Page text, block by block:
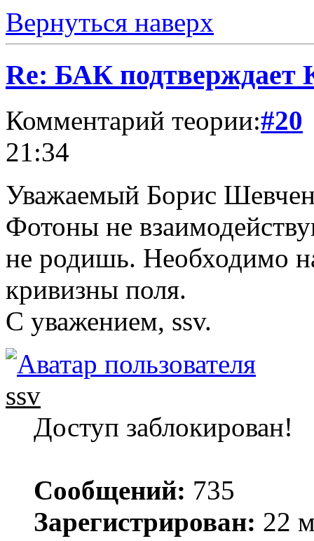
Вернуться наверх
Re: БАК
Комментарий теории:#20
21:34
Уважаемый Борис
Фотоны не
не родишь. Необходимо
кривизны поля.
С уважением, ssv.
ssv
Доступ заблокирован!
Сообщений: 735
Зарегистрирован: 22